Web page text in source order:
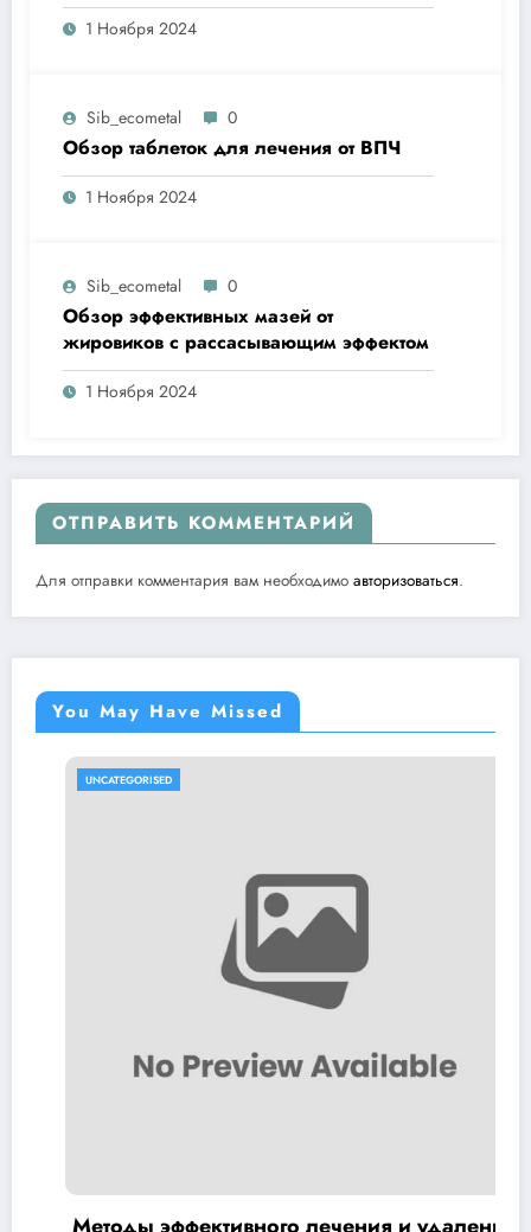
1 Ноября 2024
Sib_ecometal 0
Обзор таблеток для лечения от ВПЧ
1 Ноября 2024
Sib_ecometal 0
Обзор эффективных мазей от
жировиков с рассасывающим эффектом
1 Ноября 2024
ОТПРАВИТЬ КОММЕНТАРИЙ
Для отправки комментария вам необходимо авторизоваться.
You May Have Missed
лечения и удаления Гроприносин